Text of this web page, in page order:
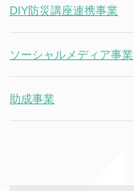
DIY防災講座連携事業
ソーシャルメディア事業
助成事業